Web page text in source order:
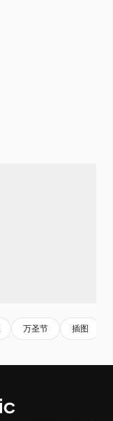
万圣节 插图